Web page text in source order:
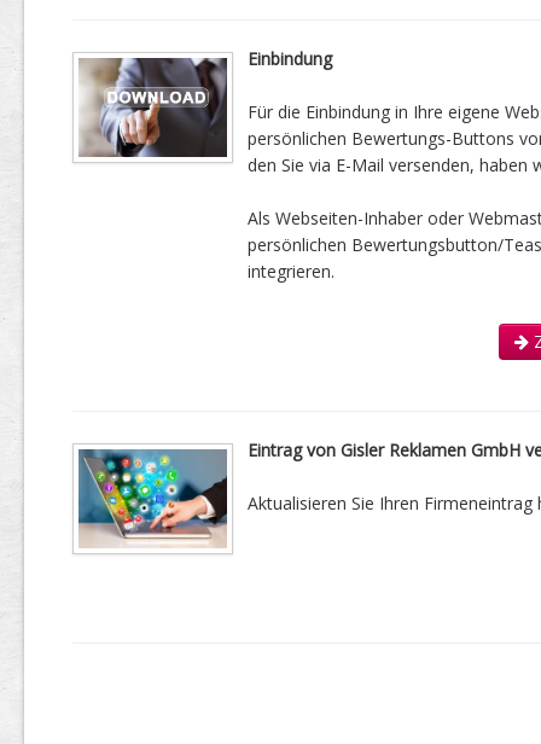
Einbindung
Für die Einbindung in Ihre eigene
persönlichen Bewertungs-Buttons
den Sie via E-Mail versenden, haben
Als Webseiten-Inhaber oder
persönlichen Bewertungsbutton/
integrieren.
Eintrag von Gisler Reklamen GmbH
Aktualisieren Sie Ihren Firmeneintrag